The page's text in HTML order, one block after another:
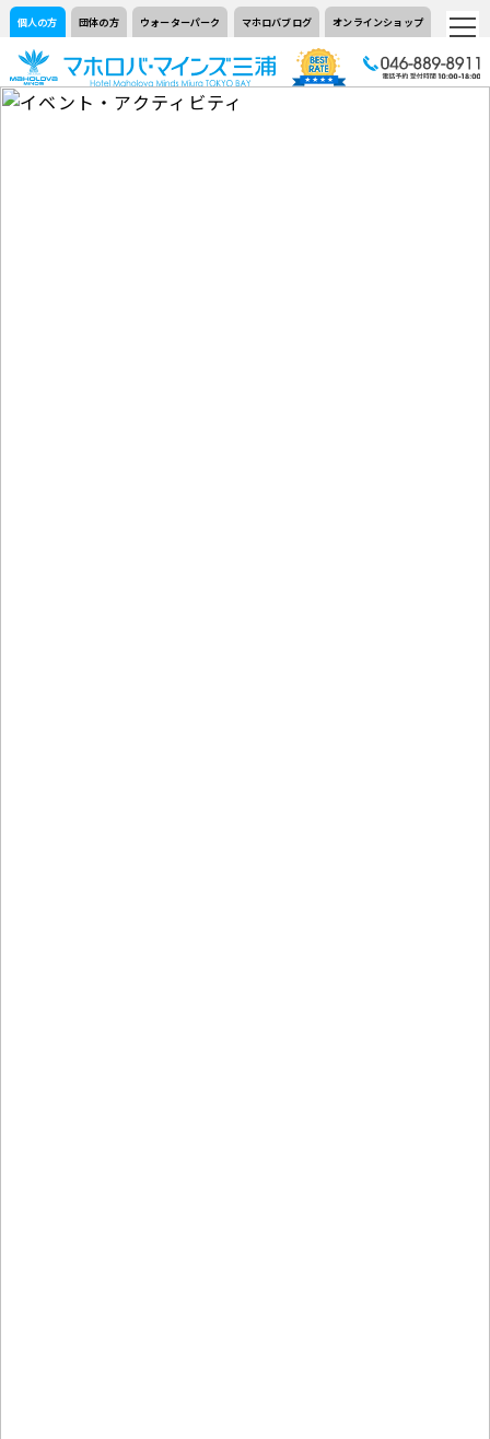
個人の方 団体の方 ウォーターパーク マホロバブログ オンラインショップ